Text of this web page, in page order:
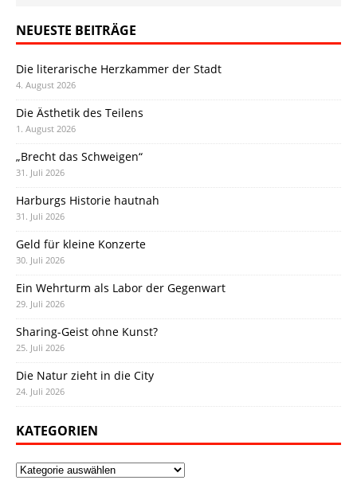
NEUESTE BEITRÄGE
Die literarische Herzkammer der Stadt
4. August 2026
Die Ästhetik des Teilens
1. August 2026
„Brecht das Schweigen“
31. Juli 2026
Harburgs Historie hautnah
31. Juli 2026
Geld für kleine Konzerte
30. Juli 2026
Ein Wehrturm als Labor der Gegenwart
29. Juli 2026
Sharing-Geist ohne Kunst?
25. Juli 2026
Die Natur zieht in die City
24. Juli 2026
KATEGORIEN
Kategorien